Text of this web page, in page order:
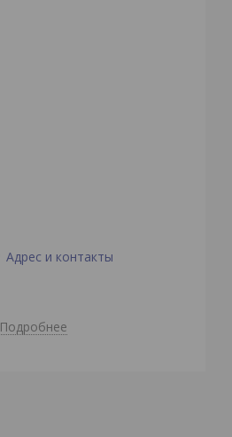
Адрес и контакты
Подробнее